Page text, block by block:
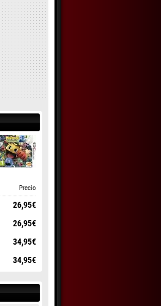
Precio
26,95€
26,95€
34,95€
34,95€